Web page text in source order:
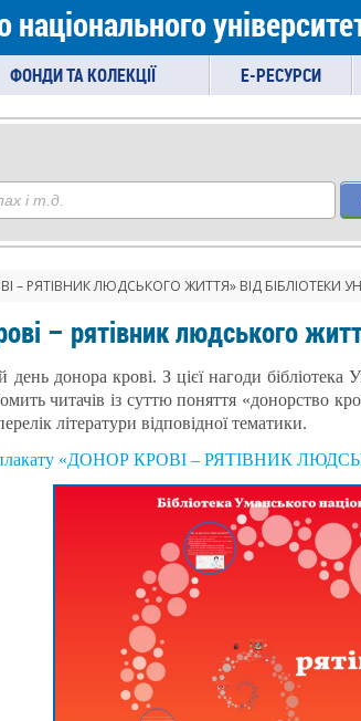
національного
ФОНДИ ТА КОЛЕКЦІЇ E-РЕСУРСИ
– РЯТІВНИК ЛЮДСЬКОГО ЖИТТЯ» ВІД БІБЛІОТЕКИ
– рятівник людського
день донора крові. З цієї нагоди
читачів із суттю поняття «донорство
літератури відповідної тематики.
плакату «ДОНОР КРОВІ – РЯТІВНИК